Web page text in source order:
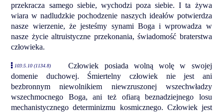
przekracza samego siebie, wychodzi poza siebie. I ta żywa
wiara w nadludzkie pochodzenie naszych ideałów potwierdza
nasze wierzenie, że jesteśmy synami Boga i wprowadza w
nasze życie altruistyczne przekonania, świadomość braterstwa
człowieka.
103:5.10 (1134.8)
Człowiek posiada wolną wolę w swojej
domenie duchowej. Śmiertelny człowiek nie jest ani
bezbronnym niewolnikiem niewzruszonej wszechwładzy
wszechmocnego Boga, ani też ofiarą beznadziejnego losu
mechanistycznego determinizmu kosmicznego. Człowiek jest